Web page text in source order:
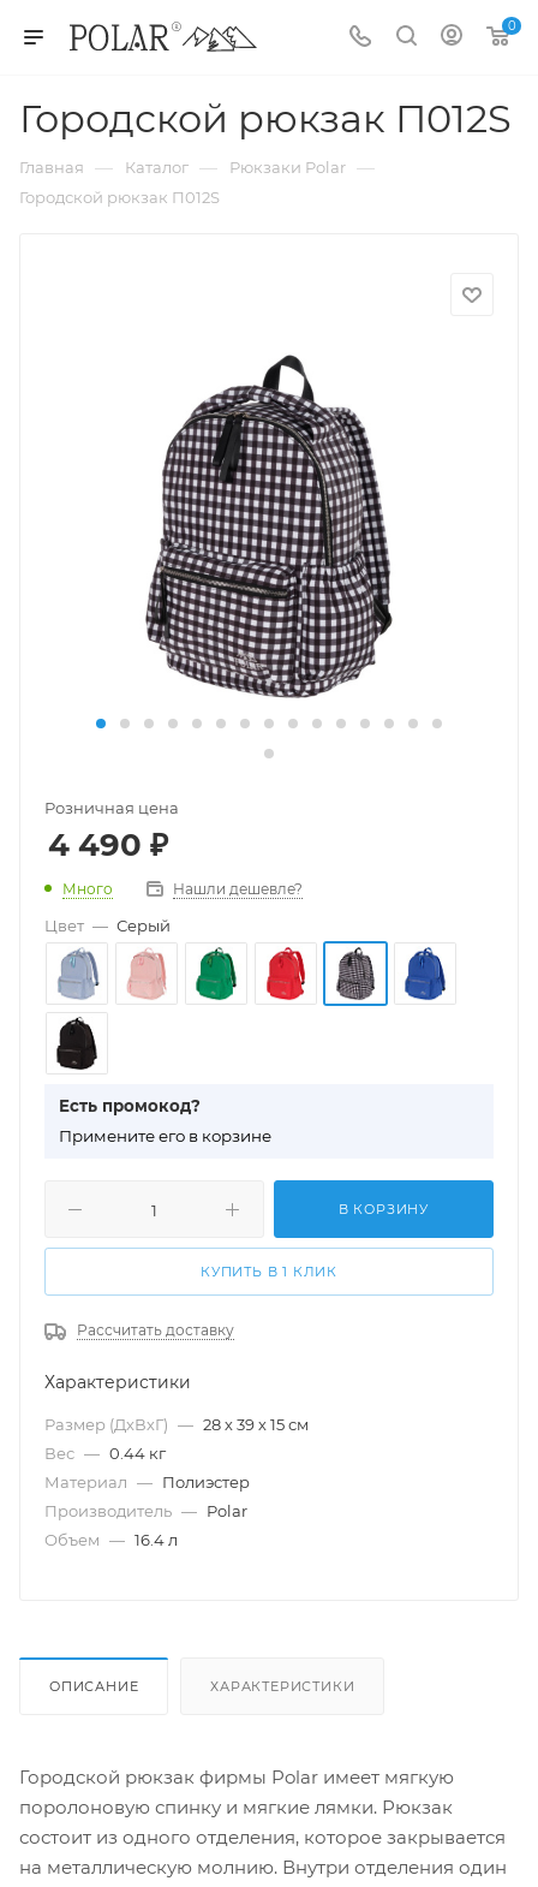
0
Городской рюкзак П012S
Главная — Каталог — Рюкзаки Polar —
Городской рюкзак П012S
Розничная цена
4 490 ₽
Много Нашли дешевле?
Цвет — Серый
Есть промокод?
Примените его в корзине
В КОРЗИНУ
КУПИТЬ В 1 КЛИК
Рассчитать доставку
Характеристики
Размер (ДхВхГ) — 28 х 39 х 15 см
Вес — 0.44 кг
Материал — Полиэстер
Производитель — Polar
Объем — 16.4 л
ОПИСАНИЕ ХАРАКТЕРИСТИКИ
Городской рюкзак фирмы Polar имеет мягкую
поролоновую спинку и мягкие лямки. Рюкзак
состоит из одного отделения, которое закрывается
на металлическую молнию. Внутри отделения один